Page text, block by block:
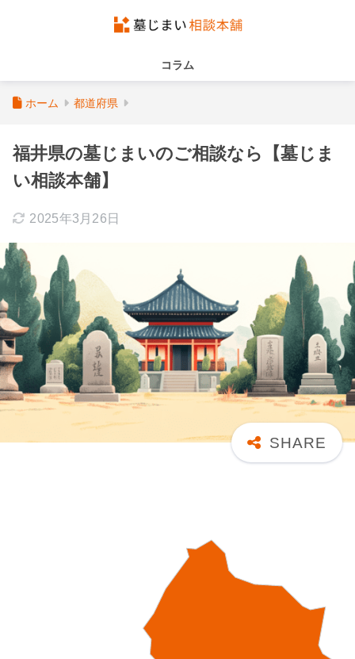
コラム
ホーム 都道府県
福井県の墓じまいのご相談なら【墓じま
い相談本舗】
2025年3月26日